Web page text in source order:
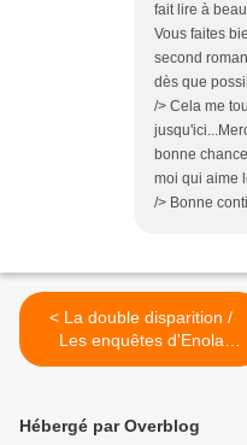
fait lire à
Vous faites
second
dès que
/> Cela me
bonne
moi qui aime
/> Bonne
< La double disparition /
Les enquêtes d'Enola
Holmes tome 1 de Nancy
Hébergé par Overblog